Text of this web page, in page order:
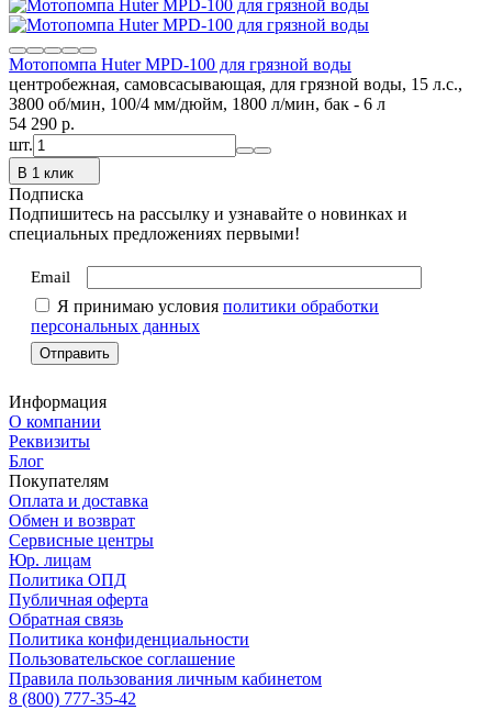
Мотопомпа Huter MPD-100 для грязной воды
центробежная, самовсасывающая, для грязной воды, 15 л.с.,
3800 об/мин, 100/4 мм/дюйм, 1800 л/мин, бак - 6 л
54 290 p.
шт.
В 1 клик
Подписка
Подпишитесь на рассылку и узнавайте о новинках и
специальных предложениях первыми!
Email
Я принимаю условия политики обработки
персональных данных
Информация
О компании
Реквизиты
Блог
Покупателям
Оплата и доставка
Обмен и возврат
Сервисные центры
Юр. лицам
Политика ОПД
Публичная оферта
Обратная связь
Политика конфиденциальности
Пользовательское соглашение
Правила пользования личным кабинетом
8 (800) 777-35-42